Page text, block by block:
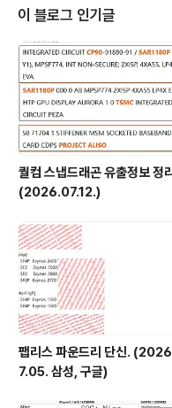
어를 다운받는 단계인듯. 컴터에서
면, 저렇게 펌업 시작합니다. 시간
도. 끝났네요. 켜봅니다. 음악파일
전 초기화됩니다. 설정할게 몇가지
확인하면서 셋팅. - 개선점 재생 중
생 ..
이 블로그 인기글
퀄컴 스냅드래곤 유출정보 정
(2026.07.12.)
팹리스 파운드리 단신.
7.05. 삼성, 구글)